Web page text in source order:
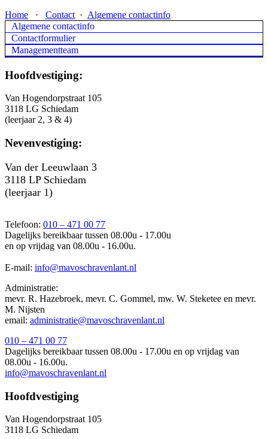
Home · Contact · Algemene contactinfo
Algemene contactinfo
Contactformulier
Managementteam
Hoofdvestiging:
Van Hogendorpstraat 105
3118 LG Schiedam
(leerjaar 2, 3 & 4)
Nevenvestiging:
Van der Leeuwlaan 3
3118 LP Schiedam
(leerjaar 1)
Telefoon: 010 – 471 00 77
Dagelijks bereikbaar tussen 08.00u - 17.00u
en op vrijdag van 08.00u - 16.00u.
E-mail: info@mavoschravenlant.nl
Administratie:
mevr. R. Hazebroek, mevr. C. Gommel, mw. W. Steketee en mevr.
M. Nijsten
email: administratie@mavoschravenlant.nl
010 – 471 00 77
Dagelijks bereikbaar tussen 08.00u - 17.00u en op vrijdag van
08.00u - 16.00u.
info@mavoschravenlant.nl
Hoofdvestiging
Van Hogendorpstraat 105
3118 LG Schiedam